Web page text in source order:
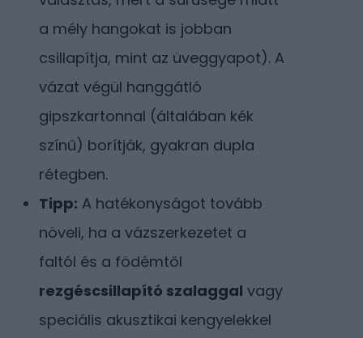
a mély hangokat is jobban
csillapítja, mint az üveggyapot). A
vázat végül hanggátló
gipszkartonnal (általában kék
színű) borítják, gyakran dupla
rétegben.
Tipp: A hatékonyságot tovább
növeli, ha a vázszerkezetet a
faltól és a födémtől
rezgéscsillapító szalaggal vagy
speciális akusztikai kengyelekkel